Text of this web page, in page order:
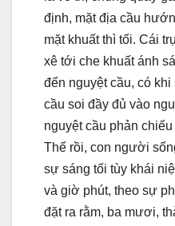
định, mặt địa cầu
mặt khuất thì tối. Cái
xê tới che khuất ánh
đến nguyệt cầu, có
cầu soi đầy đủ vào
nguyệt cầu phản
Thế rồi, con người
sự sáng tối tùy khái
và giờ phút, theo sự
đặt ra rằm, ba mươi,